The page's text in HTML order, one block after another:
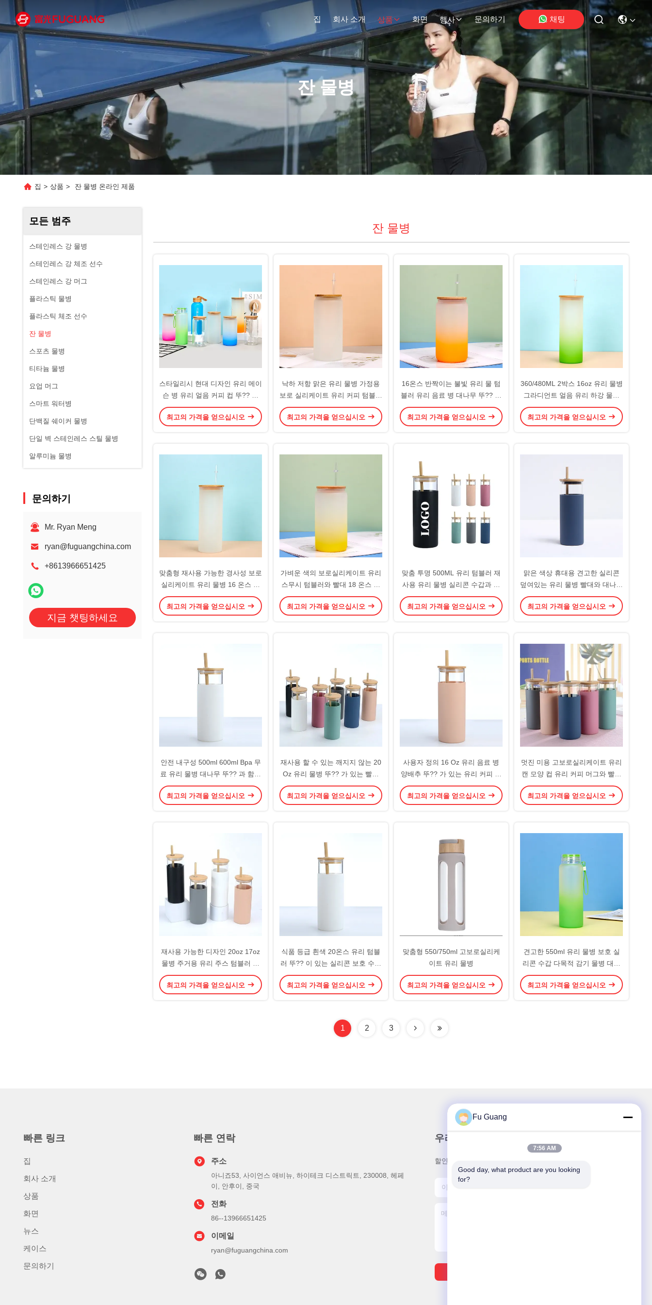
집 회사 소개 상품 화면 행사 문의하기 채팅
잔 물병
집 > 상품 > 잔 물병 온라인 제품
모든 범주
스테인레스 강 물병
스테인레스 강 체조 선수
스테인레스 강 머그
플라스틱 물병
플라스틱 체조 선수
잔 물병
스포츠 물병
티타늄 물병
요업 머그
스마트 워터병
단백질 쉐이커 물병
단일 벽 스테인레스 스틸 물병
알루미늄 물병
문의하기
Mr. Ryan Meng
ryan@fuguangchina.com
+8613966651425
지금 챗팅하세요
잔 물병
스타일리시 현대 디자인 유리 메이
슨 병 유리 얼음 커피 컵 뚜?? 가
있는 유리 음료 용기 350/480ml
가볍고 청소가 쉽다
최고의 가격을 얻으십시오
낙하 저항 맑은 유리 물병 가정용
보로 실리케이트 유리 커피 텀블러
와 빨대 큰 용량 8 * 15cm 맞춤 허
용
최고의 가격을 얻으십시오
16온스 반짝이는 불빛 유리 물 텀
블러 유리 음료 병 대나무 뚜?? 과
함께 얼음 커피 맥주 주스 소다
최고의 가격을 얻으십시오
360/480ML 2박스 16oz 유리 물병
그라디언트 얼음 유리 하강 물병
대나무 뚜?? 가 가볍고 고 내구성
최고의 가격을 얻으십시오
맞춤형 재사용 가능한 경사성 보로
실리케이트 유리 물병 16 온스 유
리 커피 컵 대나무 뚜?? 과 빨대 독
특한 디자인 선물 딸 최고의 친구
최고의 가격을 얻으십시오
가벼운 색의 보로실리케이트 유리
스무시 텀블러와 빨대 18 온스 유
리 물병 다채로운 재사용 유리 컵
유리 가구 세트 4 팩
최고의 가격을 얻으십시오
맞춤 투명 500ML 유리 텀블러 재
사용 유리 물병 실리콘 수갑과 빨
대 직원 친구 동료를위한 선물로
적용
최고의 가격을 얻으십시오
맑은 색상 휴대용 견고한 실리콘
덮여있는 유리 물병 빨대와 대나무
뚜?? 이 있는 유리 음료 텀블러 사
용자 지정 로고 스타일리시한 디자
최고의 가격을 얻으십시오
안전 내구성 500ml 600ml Bpa 무
료 유리 물병 대나무 뚜?? 과 함께
보로실리케이트 유리 텀블러 다중
색상 가정 학교 사무실에 이상적입
최고의 가격을 얻으십시오
재사용 할 수 있는 깨지지 않는 20
Oz 유리 물병 뚜?? 가 있는 빨대
500ml 실리콘 수갑 유리 물병 냄
새 없는 환경 친화적
최고의 가격을 얻으십시오
사용자 정의 16 Oz 유리 음료 병
양배추 뚜?? 가 있는 유리 커피 컵
양배추 빨대 실리콘 슬라이브 누출
방지 스플래시 방지 디자인
최고의 가격을 얻으십시오
멋진 미용 고보로실리케이트 유리
캔 모양 컵 유리 커피 머그와 빨대
대나무 뚜?? 사무실용 용량이 큰
일상 생활에서 사용하기 쉽습니다
최고의 가격을 얻으십시오
재사용 가능한 디자인 20oz 17oz
물병 주거용 유리 주스 텀블러 유
리 음료병 실리콘 장갑으로 친환경
스타일리시
최고의 가격을 얻으십시오
식품 등급 흰색 20온스 유리 텀블
러 뚜?? 이 있는 실리콘 보호 수수
뚜?? 이 있는 대나무 뚜?? 가 있는
유리 물병
최고의 가격을 얻으십시오
맞춤형 550/750ml 고보로실리케
이트 유리 물병
최고의 가격을 얻으십시오
견고한 550ml 유리 물병 보호 실
리콘 수갑 다목적 감기 물병 대나
무 뚜?? 가 가볍고 친환경
최고의 가격을 얻으십시오
1 2 3
빠른 링크
집
회사 소개
상품
화면
뉴스
케이스
문의하기
빠른 연락
주소
아니죠53, 사이언스 애비뉴, 하이테크 디스트릭트, 230008, 헤페
이, 안후이, 중국
전화
86--13966651425
이메일
ryan@fuguangchina.com
우리 뉴스레터
할인 및 더 많은 정보를 얻기 위해 뉴스레터에 가입하십시오.
Fu Guang
7:56 AM
Good day, what product are you looking
for?